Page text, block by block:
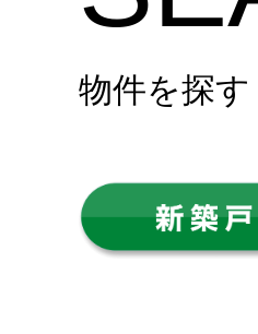
物件を探す